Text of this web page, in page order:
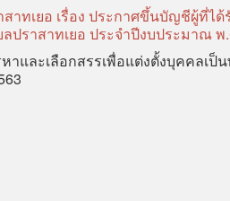
าทเยอ เรื่อง ประกาศขึ้นบัญชีผู้ที่ไ
ปราสาทเยอ ประจำปีงบประมาณ พ
าและเลือกสรรเพื่อแต่งตั้งบุคคลเ